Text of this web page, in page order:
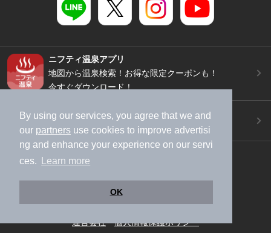
By using our services, you agree that we and
our partners use cookies to improve advertisi
ng and enhance your experience on our servi
ces.
Learn more
OK
ニフティ温泉アプリ
地図から温泉検索！お得な限定クーポンも！
今すぐダウンロード！
ご意見ご要望 ・お問い合わせ
施設データの新規追加や修正依頼もこちらから
ライフスタイルMEMBERS+規約
特定商取引法に基づく表記
ヘルプ
採用情報
運営会社
個人情報保護ポリシー